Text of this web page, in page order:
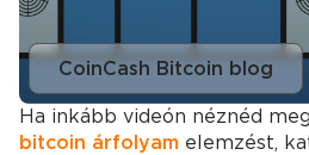
CoinCash Bitcoin blog
Ha inkább videón néznéd
bitcoin árfolyam elemzést,